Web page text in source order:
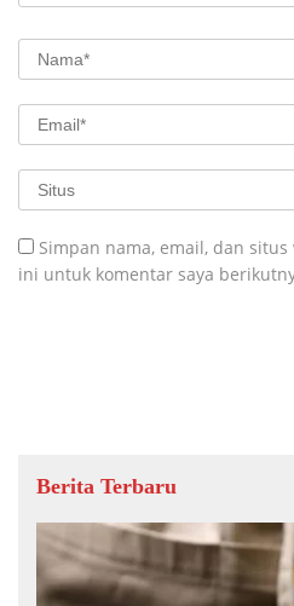
Simpan nama, email, dan
ini untuk komentar saya
Berita Terbaru